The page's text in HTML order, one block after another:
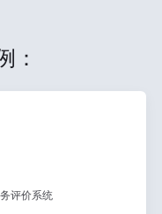
：
评价系统